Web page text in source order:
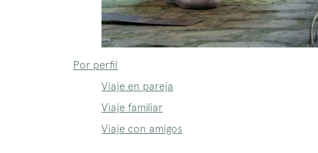
Por perfil
Viaje en pareja
Viaje familiar
Viaje con amigos